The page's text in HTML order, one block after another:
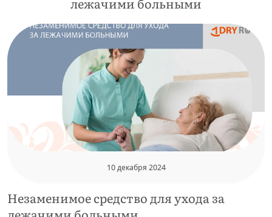
10 декабря 2024
Незаменимое средство для ухода за